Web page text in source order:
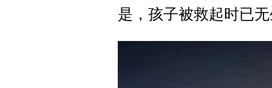
是，孩子被救起时已